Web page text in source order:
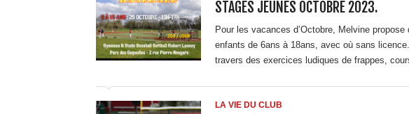
STAGES JEUNES OCTOBRE 2023.
Pour les vacances d’Octobre, Melvine
enfants de 6ans à 18ans, avec où sans
travers des exercices ludiques de frappes,
LA VIE DU CLUB